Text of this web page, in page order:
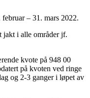
– 31. mars 2022.
jakt i alle områder jf.
kvote på 948 00
på kvoten ved ringe
og 2-3 ganger i løpet av